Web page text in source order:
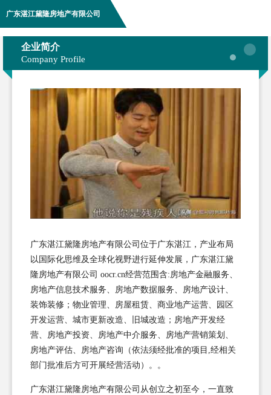
广东湛江黛隆房地产有限公司
企业简介
Company Profile
广东湛江黛隆房地产有限公司位于广东湛江，产业布局
以国际化思维及全球化视野进行延伸发展，广东湛江黛
隆房地产有限公司 oocr.cn经营范围含:房地产金融服务、
房地产信息技术服务、房地产数据服务、房地产设计、
装饰装修；物业管理、房屋租赁、商业地产运营、园区
开发运营、城市更新改造、旧城改造；房地产开发经
营、房地产投资、房地产中介服务、房地产营销策划、
房地产评估、房地产咨询（依法须经批准的项目,经相关
部门批准后方可开展经营活动）。。
广东湛江黛隆房地产有限公司从创立之初至今，一直致